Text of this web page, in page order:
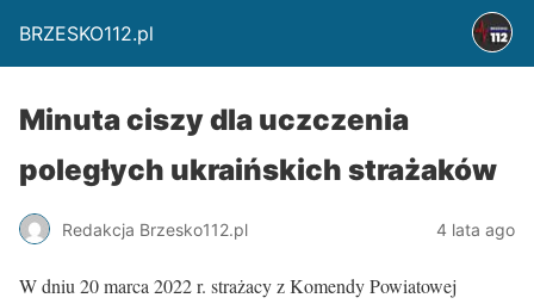
BRZESKO112.pl
Minuta ciszy dla uczczenia
poległych ukraińskich strażaków
Redakcja Brzesko112.pl 4 lata ago
W dniu 20 marca 2022 r. strażacy z Komendy Powiatowej